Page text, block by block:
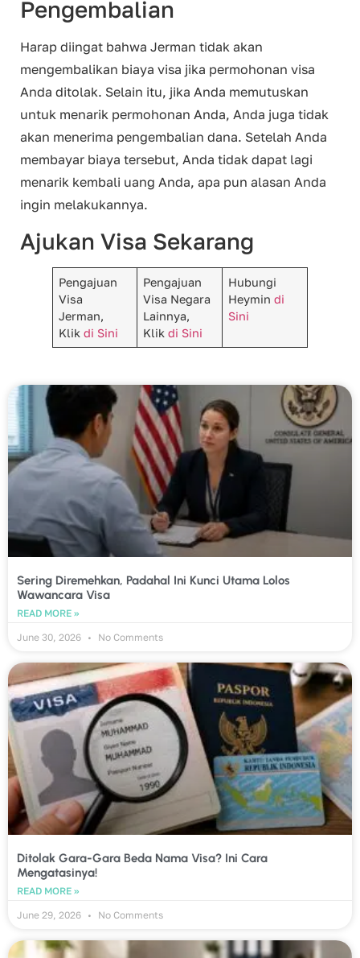
Pengembalian
Harap diingat bahwa Jerman tidak akan
mengembalikan biaya visa jika permohonan visa
Anda ditolak. Selain itu, jika Anda memutuskan
untuk menarik permohonan Anda, Anda juga tidak
akan menerima pengembalian dana. Setelah Anda
membayar biaya tersebut, Anda tidak dapat lagi
menarik kembali uang Anda, apa pun alasan Anda
ingin melakukannya.
Ajukan Visa Sekarang
Pengajuan
Visa
Jerman,
Klikdi Sini
Pengajuan
Visa Negara
Lainnya,
Klikdi Sini
Hubungi
Heymindi
Sini
Sering Diremehkan, Padahal Ini Kunci Utama Lolos
Wawancara Visa
READ MORE »
June 30, 2026
No Comments
Ditolak Gara-Gara Beda Nama Visa? Ini Cara
Mengatasinya!
READ MORE »
June 29, 2026
No Comments